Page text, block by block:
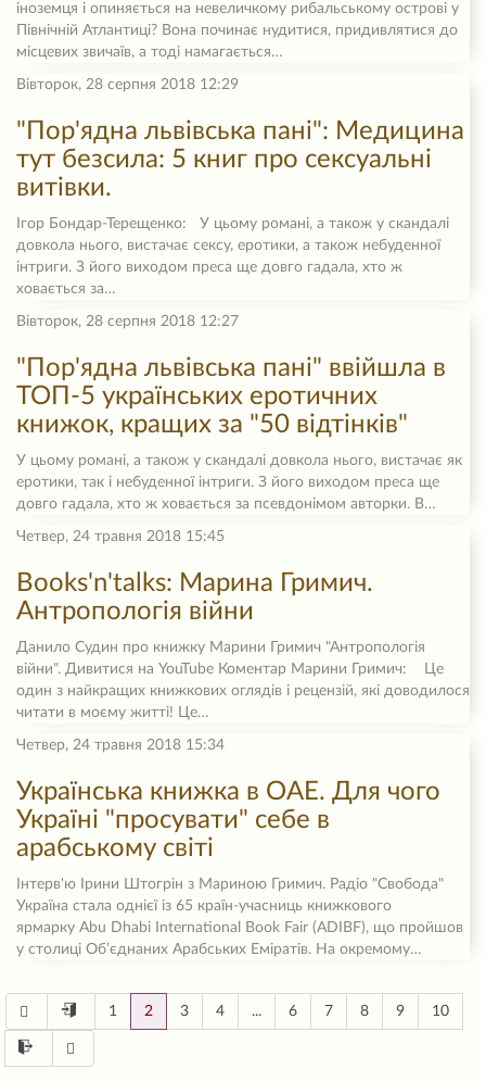
іноземця і опиняється на невеличкому рибальському острові у
Північній Атлантиці? Вона починає нудитися, придивлятися до
місцевих звичаїв, а тоді намагається…
Вівторок, 28 серпня 2018 12:29
"Пор'ядна львівська пані": Медицина
тут безсила: 5 книг про сексуальні
витівки.
Ігор Бондар-Терещенко: У цьому романі, а також у скандалі
довкола нього, вистачає сексу, еротики, а також небуденної
інтриги. З його виходом преса ще довго гадала, хто ж
ховається за…
Вівторок, 28 серпня 2018 12:27
"Пор'ядна львівська пані" ввійшла в
ТОП-5 українських еротичних
книжок, кращих за "50 відтінків"
У цьому романі, а також у скандалі довкола нього, вистачає як
еротики, так і небуденної інтриги. З його виходом преса ще
довго гадала, хто ж ховається за псевдонімом авторки. В…
Четвер, 24 травня 2018 15:45
Books'n'talks: Марина Гримич.
Антропологія війни
Данило Судин про книжку Марини Гримич "Антропологія
війни". Дивитися на YouTube Коментар Марини Гримич: Це
один з найкращих книжкових оглядів і рецензій, які доводилося
читати в моєму житті! Це…
Четвер, 24 травня 2018 15:34
Українська книжка в ОАЕ. Для чого
Україні "просувати" себе в
арабському світі
Інтерв'ю Ірини Штогрін з Мариною Гримич. Радіо "Свобода"
Україна стала однієї із 65 країн-учасниць книжкового
ярмарку Abu Dhabi International Book Fair (ADIBF), що пройшов
у столиці Об’єднаних Арабських Еміратів. На окремому…
1 2 3 4 ... 6 7 8 9 10